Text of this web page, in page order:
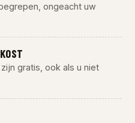
ongeacht uw
gratis, ook als u niet